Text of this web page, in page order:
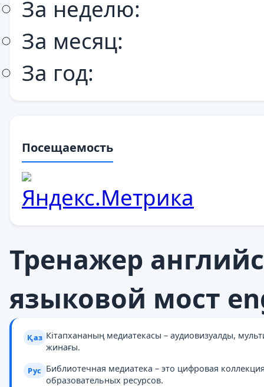
Тренажер
языковой мост
Қаз Кітапхананың медиатекасы – аудиовизуалды,
жинағы.
Рус Библиотечная медиатека – это цифровая
образовательных ресурсов.
За неделю:
За месяц:
За год:
Посещаемость